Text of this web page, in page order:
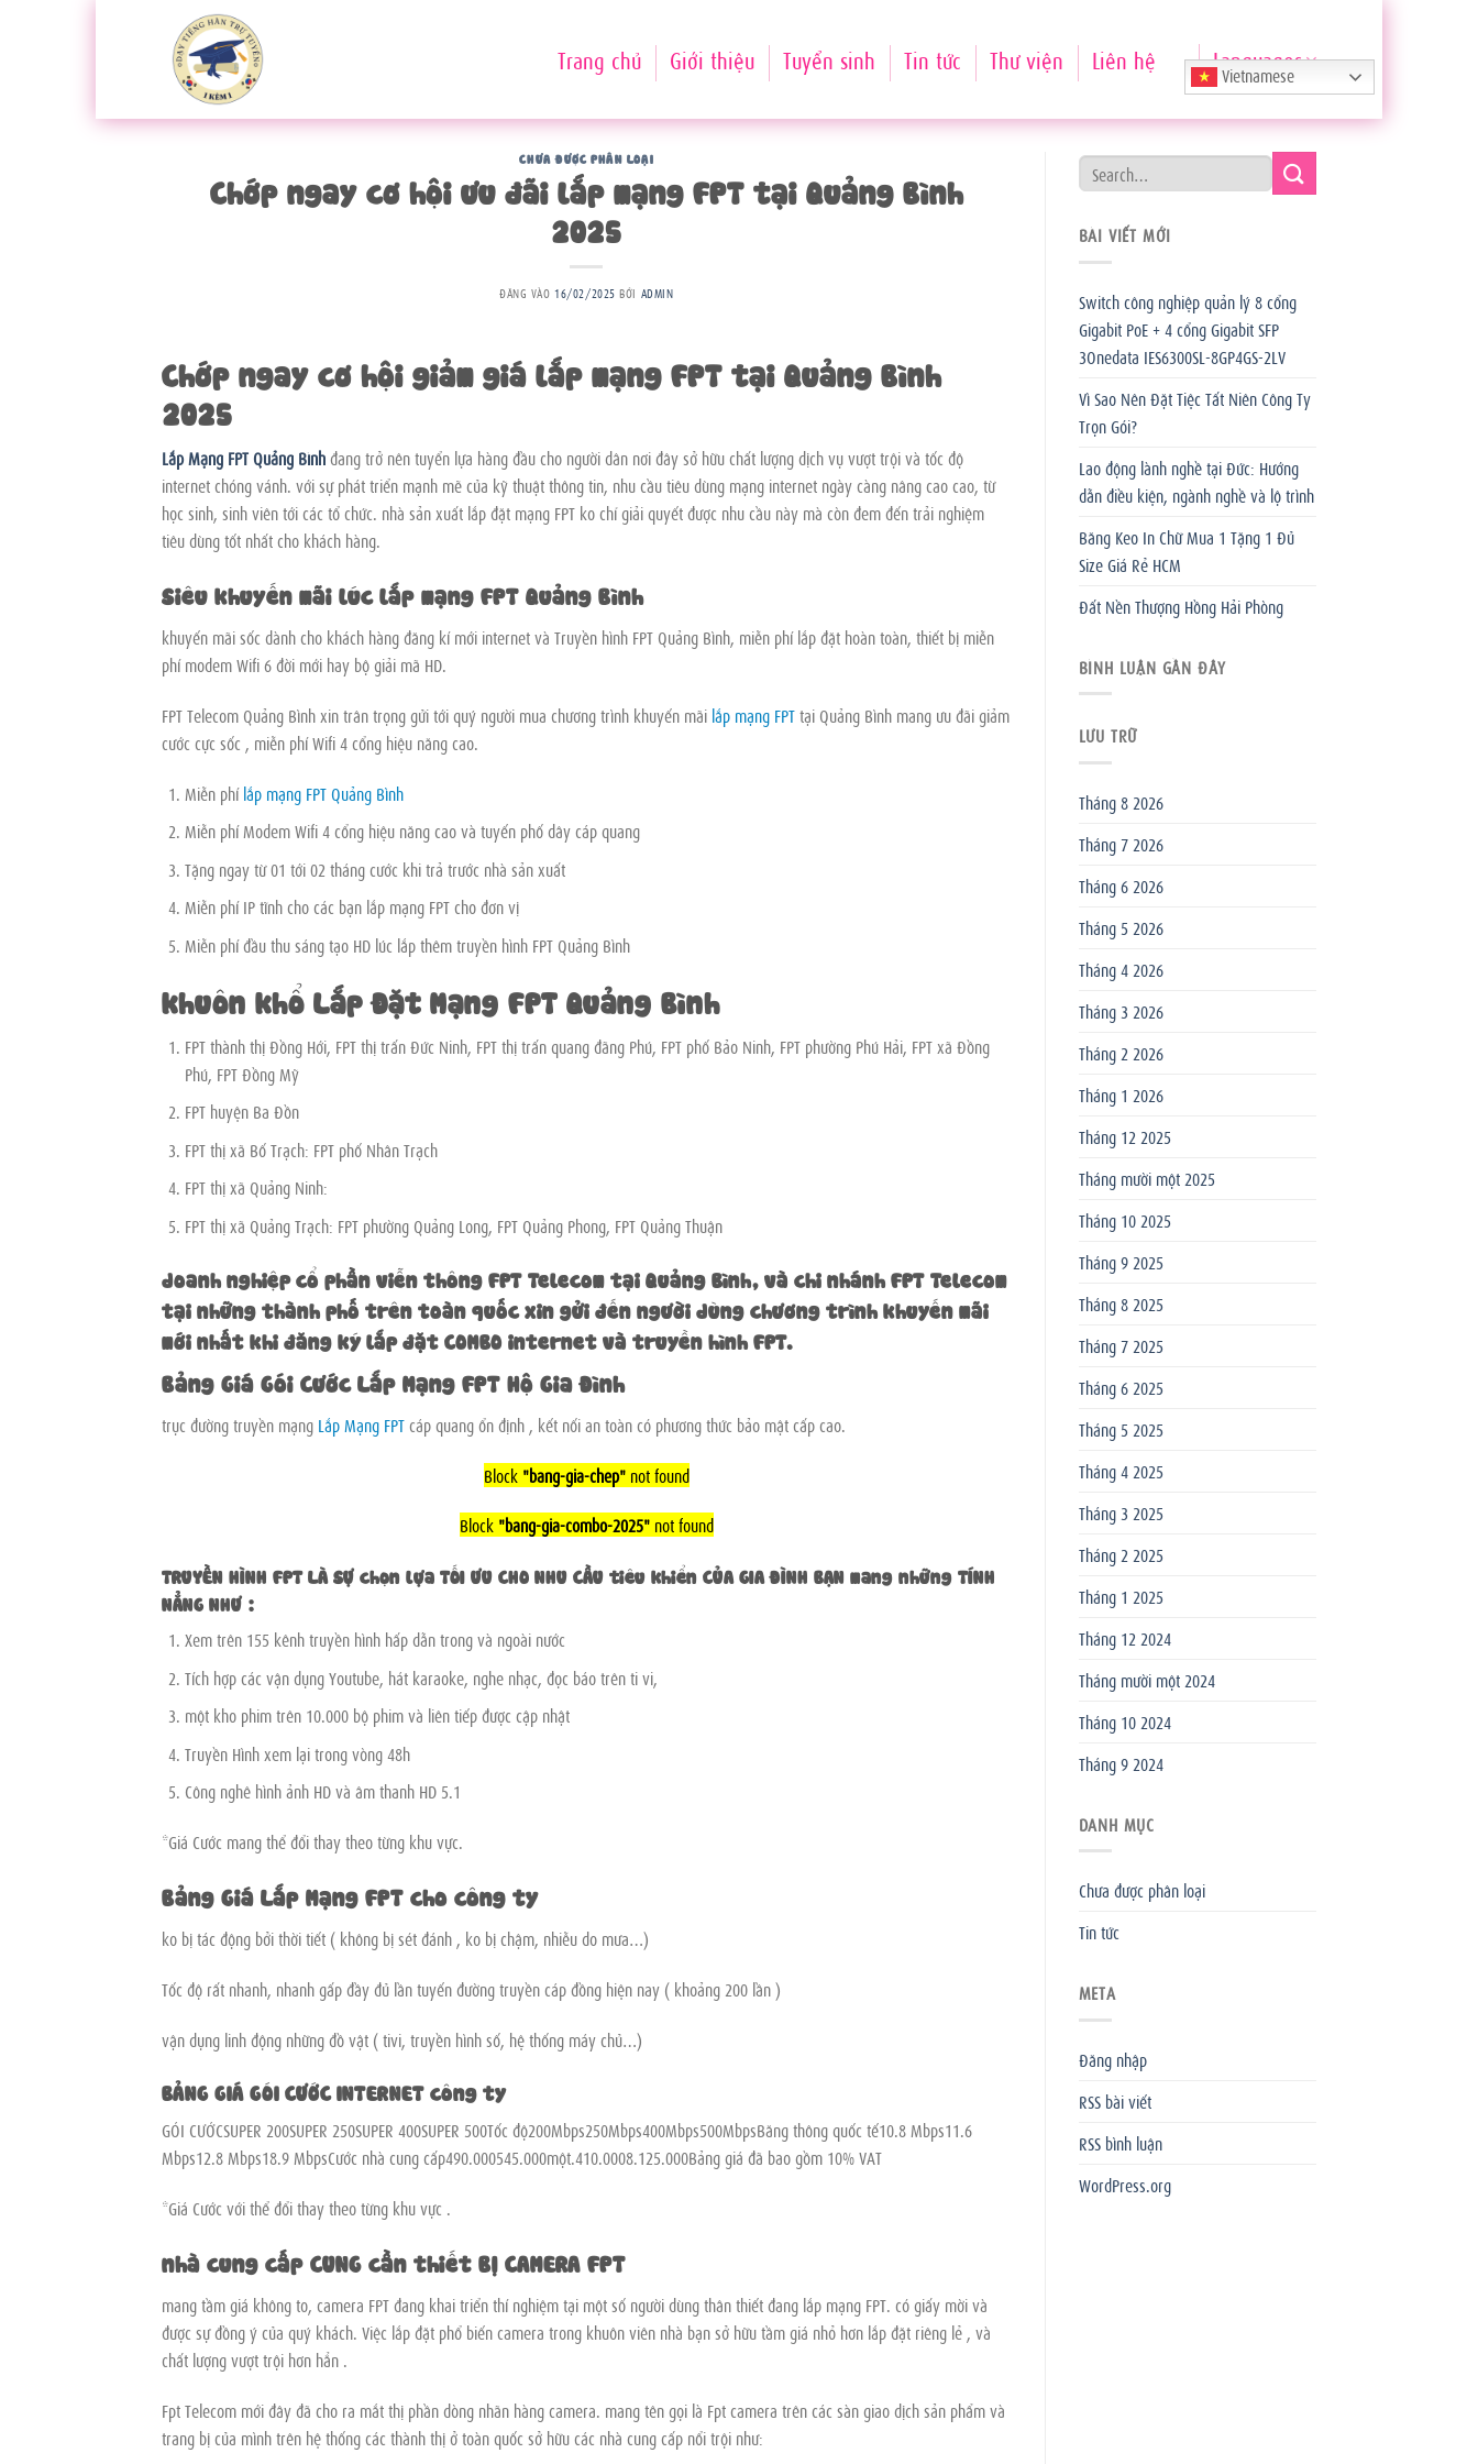
Trang chủ Giới thiệu Tuyển sinh Tin tức Thư viện Liên hệ Vietnamese
Languages
CHƯA ĐƯỢC PHÂN LOẠI
Chớp ngay cơ hội ưu đãi lắp mạng FPT tại Quảng Bình
2025
ĐĂNG VÀO16/02/2025 BỞI ADMIN
Chớp ngay cơ hội giảm giá lắp mạng FPT tại Quảng Bình
2025
Lắp Mạng FPT Quảng Bìnhđang trở nên tuyển lựa hàng đầu cho người dân nơi đây sở hữu chất lượng dịch vụ vượt trội và tốc độ
internet chóng vánh. với sự phát triển mạnh mẽ của kỹ thuật thông tin, nhu cầu tiêu dùng mạng internet ngày càng nâng cao cao, từ
học sinh, sinh viên tới các tổ chức. nhà sản xuất lắp đặt mạng FPT ko chỉ giải quyết được nhu cầu này mà còn đem đến trải nghiệm
tiêu dùng tốt nhất cho khách hàng.
Siêu khuyến mãi lúc lắp mạng FPT Quảng Bình
khuyến mãi sốc dành cho khách hàng đăng kí mới internet và Truyền hình FPT Quảng Bình, miễn phí lắp đặt hoàn toàn, thiết bị miễn
phí modem Wifi 6 đời mới hay bộ giải mã HD.
FPT Telecom Quảng Bình xin trân trọng gửi tới quý người mua chương trình khuyến mãi lắp mạng FPTtại Quảng Bình mang ưu đãi giảm
cước cực sốc , miễn phí Wifi 4 cổng hiệu năng cao.
Miễn phílắp mạng FPT Quảng Bình
Miễn phí Modem Wifi 4 cổng hiệu năng cao và tuyến phố dây cáp quang
Tặng ngay từ 01 tới 02 tháng cước khi trả trước nhà sản xuất
Miễn phí IP tĩnh cho các bạn lắp mạng FPT cho đơn vị
Miễn phí đầu thu sáng tạo HD lúc lắp thêm truyền hình FPT Quảng Bình
khuôn khổ Lắp Đặt Mạng FPT Quảng Bình
FPT thành thị Đồng Hới, FPT thị trấn Đức Ninh, FPT thị trấn quang đãng Phú, FPT phố Bảo Ninh, FPT phường Phú Hải, FPT xã Đồng
Phú, FPT Đồng Mỹ
FPT huyện Ba Đồn
FPT thị xã Bố Trạch: FPT phố Nhân Trạch
FPT thị xã Quảng Ninh:
FPT thị xã Quảng Trạch: FPT phường Quảng Long, FPT Quảng Phong, FPT Quảng Thuận
doanh nghiệp cổ phần viễn thông FPT Telecom tại Quảng Bình, và chi nhánh FPT Telecom
tại những thành phố trên toàn quốc xin gửi đến người dùng chương trình khuyến mãi
mới nhất khi đăng ký lắp đặt COMBO internet và truyền hình FPT.
Bảng Giá Gói Cước Lắp Mạng FPT Hộ Gia Đình
trục đường truyền mạng Lắp Mạng FPTcáp quang ổn định , kết nối an toàn có phương thức bảo mật cấp cao.
Block "bang-gia-chep"not found
Block "bang-gia-combo-2025"not found
TRUYỀN HÌNH FPT LÀ SỰ chọn lựa TỐI ƯU CHO NHU CẦU tiêu khiển CỦA GIA ĐÌNH BẠN mang những TÍNH
NẲNG NHƯ :
Xem trên 155 kênh truyền hình hấp dẫn trong và ngoài nước
Tích hợp các vận dụng Youtube, hát karaoke, nghe nhạc, đọc báo trên ti vi,
một kho phim trên 10.000 bộ phim và liên tiếp được cập nhật
Truyền Hình xem lại trong vòng 48h
Công nghê hình ảnh HD và âm thanh HD 5.1
*Giá Cước mang thể đổi thay theo từng khu vực.
Bảng Giá Lắp Mạng FPT cho công ty
ko bị tác động bởi thời tiết ( không bị sét đánh , ko bị chậm, nhiễu do mưa…)
Tốc độ rất nhanh, nhanh gấp đầy đủ lần tuyến đường truyền cáp đồng hiện nay ( khoảng 200 lần )
vận dụng linh động những đồ vật ( tivi, truyền hình số, hệ thống máy chủ…)
BẢNG GIÁ GÓI CƯỚC INTERNET công ty
GÓI CƯỚCSUPER 200SUPER 250SUPER 400SUPER 500Tốc độ200Mbps250Mbps400Mbps500MbpsBăng thông quốc tế10.8 Mbps11.6
Mbps12.8 Mbps18.9 MbpsCước nhà cung cấp490.000545.000một.410.0008.125.000Bảng giá đã bao gồm 10% VAT
*Giá Cước với thể đổi thay theo từng khu vực .
nhà cung cấp CUNG cần thiết BỊ CAMERA FPT
mang tầm giá không to, camera FPT đang khai triển thí nghiệm tại một số người dùng thân thiết đang lắp mạng FPT. có giấy mời và
được sự đồng ý của quý khách. Việc lắp đặt phổ biến camera trong khuôn viên nhà bạn sở hữu tầm giá nhỏ hơn lắp đặt riêng lẻ , và
chất lượng vượt trội hơn hẳn .
Fpt Telecom mới đây đã cho ra mắt thị phần dòng nhãn hàng camera. mang tên gọi là Fpt camera trên các sàn giao dịch sản phẩm và
trang bị của mình trên hệ thống các thành thị ở toàn quốc sở hữu các nhà cung cấp nổi trội như:
BÀI VIẾT MỚI
Switch công nghiệp quản lý 8 cổng
Gigabit PoE + 4 cổng Gigabit SFP
3Onedata IES6300SL-8GP4GS-2LV
Vì Sao Nên Đặt Tiệc Tất Niên Công Ty
Trọn Gói?
Lao động lành nghề tại Đức: Hướng
dẫn điều kiện, ngành nghề và lộ trình
Băng Keo In Chữ Mua 1 Tặng 1 Đủ
Size Giá Rẻ HCM
Đất Nền Thượng Hồng Hải Phòng
BÌNH LUẬN GẦN ĐÂY
LƯU TRỮ
Tháng 8 2026
Tháng 7 2026
Tháng 6 2026
Tháng 5 2026
Tháng 4 2026
Tháng 3 2026
Tháng 2 2026
Tháng 1 2026
Tháng 12 2025
Tháng mười một 2025
Tháng 10 2025
Tháng 9 2025
Tháng 8 2025
Tháng 7 2025
Tháng 6 2025
Tháng 5 2025
Tháng 4 2025
Tháng 3 2025
Tháng 2 2025
Tháng 1 2025
Tháng 12 2024
Tháng mười một 2024
Tháng 10 2024
Tháng 9 2024
DANH MỤC
Chưa được phân loại
Tin tức
META
Đăng nhập
RSS bài viết
RSS bình luận
WordPress.org